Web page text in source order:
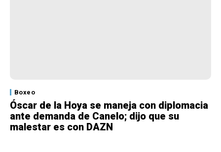
Boxeo
Óscar de la Hoya se maneja con diplomacia
ante demanda de Canelo; dijo que su
malestar es con DAZN